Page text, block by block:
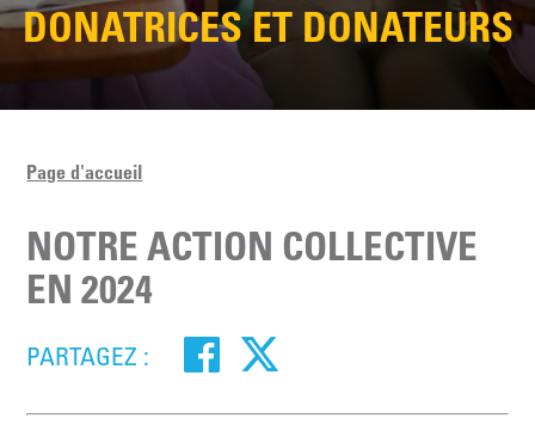
DONATRICES ET DONATEURS
Page d'accueil
NOTRE ACTION COLLECTIVE
EN 2024
PARTAGEZ :